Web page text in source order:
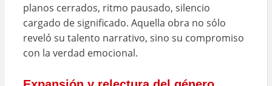
planos cerrados, ritmo pausado, silencio
cargado de significado. Aquella obra no sólo
reveló su talento narrativo, sino su compromiso
con la verdad emocional.